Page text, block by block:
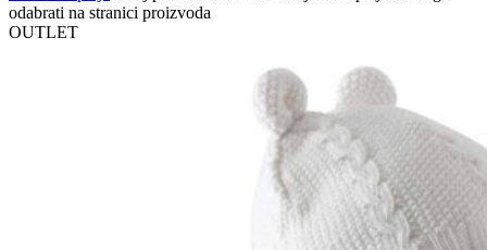
odabrati na stranici proizvoda
OUTLET